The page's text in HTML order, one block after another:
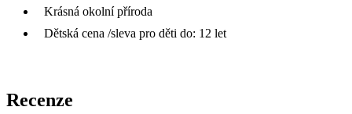
Krásná okolní příroda
Dětská cena /sleva pro děti do: 12 let
Recenze